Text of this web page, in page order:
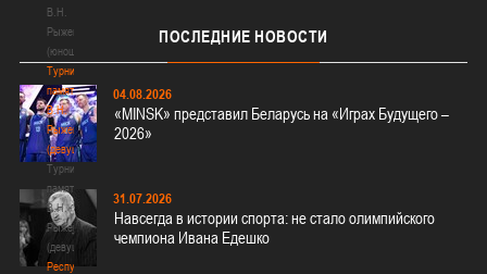
В.Н.
Рыженкова
(юноши)
Турнир
памяти
В.Н.
Рыженкова
(девушки)
Турнир
памяти
В.Н.
Рыженкова
(девушки)
Республиканские
ПОСЛЕДНИЕ НОВОСТИ
04.08.2026
«MINSK» представил Беларусь на «Играх Будущего –
2026»
31.07.2026
Навсегда в истории спорта: не стало олимпийского
чемпиона Ивана Едешко